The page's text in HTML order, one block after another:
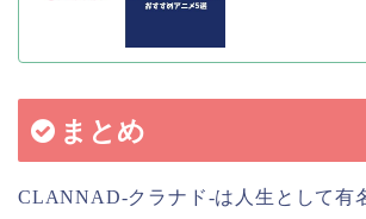
まとめ
CLANNAD-クラナド-は人生として有